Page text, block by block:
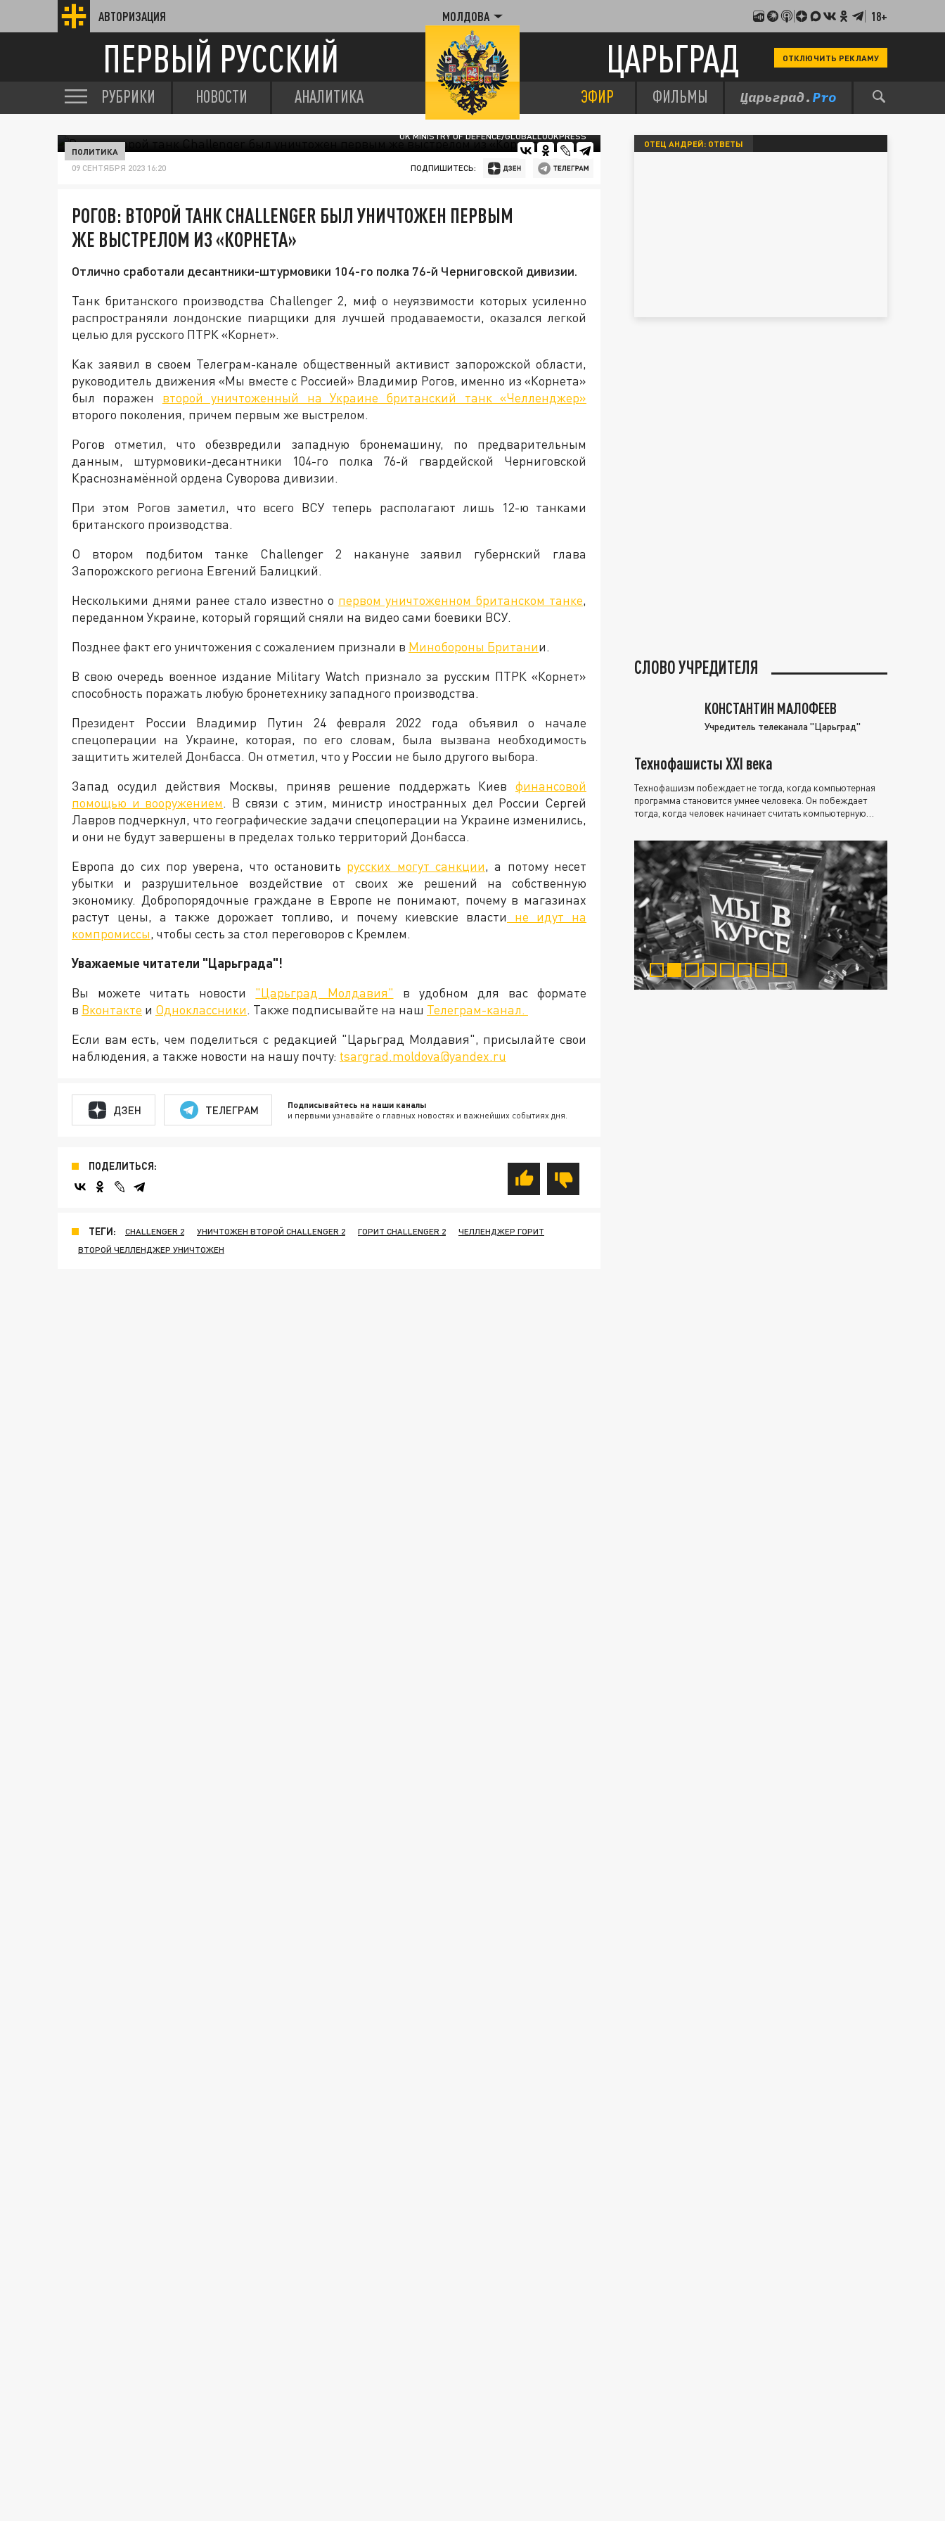
АВТОРИЗАЦИЯ МОЛДОВА 18+
ПЕРВЫЙ РУССКИЙ ЦАРЬГРАД ОТКЛЮЧИТЬ РЕКЛАМУ
РУБРИКИ НОВОСТИ АНАЛИТИКА ЭФИР ФИЛЬМЫ
UK MINISTRY OF DEFENCE/GLOBALLOOKPRESS
ПОЛИТИКА
09 СЕНТЯБРЯ 2023 16:20 ПОДПИШИТЕСЬ:
РОГОВ: ВТОРОЙ ТАНК CHALLENGER БЫЛ УНИЧТОЖЕН ПЕРВЫМ
ЖЕ ВЫСТРЕЛОМ ИЗ «КОРНЕТА»
Отлично сработали десантники-штурмовики 104-го полка 76-й Черниговской дивизии.
Танк британского производства Challenger 2, миф о неуязвимости которых усиленно
распространяли лондонские пиарщики для лучшей продаваемости, оказался легкой
целью для русского ПТРК «Корнет».
Как заявил в своем Телеграм-канале общественный активист запорожской области,
руководитель движения «Мы вместе с Россией» Владимир Рогов, именно из «Корнета»
был поражен второй уничтоженный на Украине британский танк «Челленджер»
второго поколения, причем первым же выстрелом.
Рогов отметил, что обезвредили западную бронемашину, по предварительным
данным, штурмовики-десантники 104-го полка 76-й гвардейской Черниговской
Краснознамённой ордена Суворова дивизии.
При этом Рогов заметил, что всего ВСУ теперь располагают лишь 12-ю танками
британского производства.
О втором подбитом танке Challenger 2 накануне заявил губернский глава
Запорожского региона Евгений Балицкий.
Несколькими днями ранее стало известно о первом уничтоженном британском танке,
переданном Украине, который горящий сняли на видео сами боевики ВСУ.
Позднее факт его уничтожения с сожалением признали в Минобороны Британии.
В свою очередь военное издание Military Watch признало за русским ПТРК «Корнет»
способность поражать любую бронетехнику западного производства.
Президент России Владимир Путин 24 февраля 2022 года объявил о начале
спецоперации на Украине, которая, по его словам, была вызвана необходимость
защитить жителей Донбасса. Он отметил, что у России не было другого выбора.
Запад осудил действия Москвы, приняв решение поддержать Киев финансовой
помощью и вооружением. В связи с этим, министр иностранных дел России Сергей
Лавров подчеркнул, что географические задачи спецоперации на Украине изменились,
и они не будут завершены в пределах только территорий Донбасса.
Европа до сих пор уверена, что остановить русских могут санкции, а потому несет
убытки и разрушительное воздействие от своих же решений на собственную
экономику. Добропорядочные граждане в Европе не понимают, почему в магазинах
растут цены, а также дорожает топливо, и почему киевские власти не идут на
компромиссы, чтобы сесть за стол переговоров с Кремлем.
Уважаемые читатели "Царьграда"!
Вы можете читать новости "Царьград Молдавия" в удобном для вас формате
в Вконтакте и Одноклассники. Также подписывайте на наш Телеграм-канал.
Если вам есть, чем поделиться с редакцией "Царьград Молдавия", присылайте свои
наблюдения, а также новости на нашу почту: tsargrad.moldova@yandex.ru
ДЗЕН ТЕЛЕГРАМ Подписывайтесь на наши каналы
и первыми узнавайте о главных новостях и важнейших событиях дня.
ПОДЕЛИТЬСЯ:
ТЕГИ: CHALLENGER 2 УНИЧТОЖЕН ВТОРОЙ CHALLENGER 2 ГОРИТ CHALLENGER 2
ЧЕЛЛЕНДЖЕР ГОРИТ
ВТОРОЙ ЧЕЛЛЕНДЖЕР УНИЧТОЖЕН
ОТЕЦ АНДРЕЙ: ОТВЕТЫ
СЛОВО УЧРЕДИТЕЛЯ
КОНСТАНТИН МАЛОФЕЕВ
Учредитель телеканала "Царьград"
Технофашисты XXI века
Технофашизм побеждает не тогда, когда компьютерная
программа становится умнее человека. Он побеждает
тогда, когда человек начинает считать компьютерную